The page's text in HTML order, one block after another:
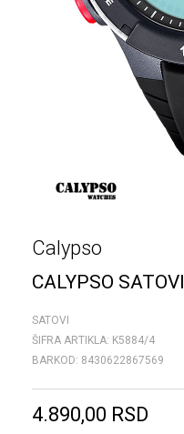
Calypso
CALYPSO SATOVI
SATOVI
ŠIFRA ARTIKLA: K5884/4
BARKOD: 8430622867569
4.890,00 RSD